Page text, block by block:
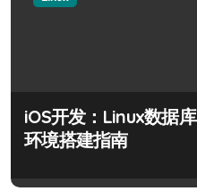
iOS开发：Linux数据库
环境搭建指南